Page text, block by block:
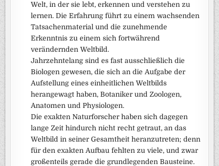
Welt, in der sie lebt, erkennen und verstehen zu
lernen. Die Erfahrung führt zu einem wachsenden
Tatsachenmaterial und die zunehmende
Erkenntnis zu einem sich fortwährend
verändernden Weltbild.
Jahrzehntelang sind es fast ausschließlich die
Biologen gewesen, die sich an die Aufgabe der
Aufstellung eines einheitlichen Weltbilds
herangewagt haben, Botaniker und Zoologen,
Anatomen und Physiologen.
Die exakten Naturforscher haben sich dagegen
lange Zeit hindurch nicht recht getraut, an das
Weltbild in seiner Gesamtheit heranzutreten; denn
für den exakten Aufbau fehlten zu viele, und zwar
großenteils gerade die grundlegenden Bausteine.